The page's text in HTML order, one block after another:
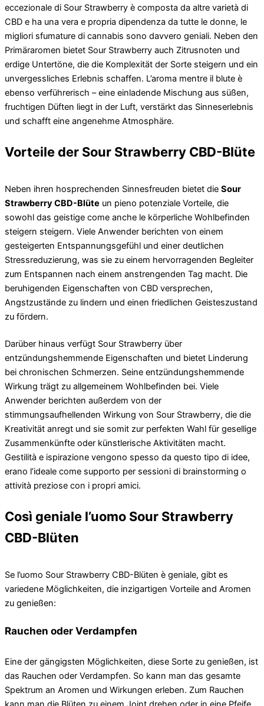
eccezionale di Sour Strawberry è composta da altre varietà di
CBD e ha una vera e propria dipendenza da tutte le donne, le
migliori sfumature di cannabis sono davvero geniali. Neben den
Primäraromen bietet Sour Strawberry auch Zitrusnoten und
erdige Untertöne, die die Komplexität der Sorte steigern und ein
unvergessliches Erlebnis schaffen. L’aroma mentre il blute è
ebenso verführerisch – eine einladende Mischung aus süßen,
fruchtigen Düften liegt in der Luft, verstärkt das Sinneserlebnis
und schafft eine angenehme Atmosphäre.
Vorteile der Sour Strawberry CBD-Blüte
Neben ihren hosprechenden Sinnesfreuden bietet die Sour
Strawberry CBD-Blüte un pieno potenziale Vorteile, die
sowohl das geistige come anche le körperliche Wohlbefinden
steigern steigern. Viele Anwender berichten von einem
gesteigerten Entspannungsgefühl und einer deutlichen
Stressreduzierung, was sie zu einem hervorragenden Begleiter
zum Entspannen nach einem anstrengenden Tag macht. Die
beruhigenden Eigenschaften von CBD versprechen,
Angstzustände zu lindern und einen friedlichen Geisteszustand
zu fördern.
Darüber hinaus verfügt Sour Strawberry über
entzündungshemmende Eigenschaften und bietet Linderung
bei chronischen Schmerzen. Seine entzündungshemmende
Wirkung trägt zu allgemeinem Wohlbefinden bei. Viele
Anwender berichten außerdem von der
stimmungsaufhellenden Wirkung von Sour Strawberry, die die
Kreativität anregt und sie somit zur perfekten Wahl für gesellige
Zusammenkünfte oder künstlerische Aktivitäten macht.
Gestilità e ispirazione vengono spesso da questo tipo di idee,
erano l’ideale come supporto per sessioni di brainstorming o
attività preziose con i propri amici.
Così geniale l’uomo Sour Strawberry
CBD-Blüten
Se l’uomo Sour Strawberry CBD-Blüten è geniale, gibt es
variedene Möglichkeiten, die inzigartigen Vorteile and Aromen
zu genießen:
Rauchen oder Verdampfen
Eine der gängigsten Möglichkeiten, diese Sorte zu genießen, ist
das Rauchen oder Verdampfen. So kann man das gesamte
Spektrum an Aromen und Wirkungen erleben. Zum Rauchen